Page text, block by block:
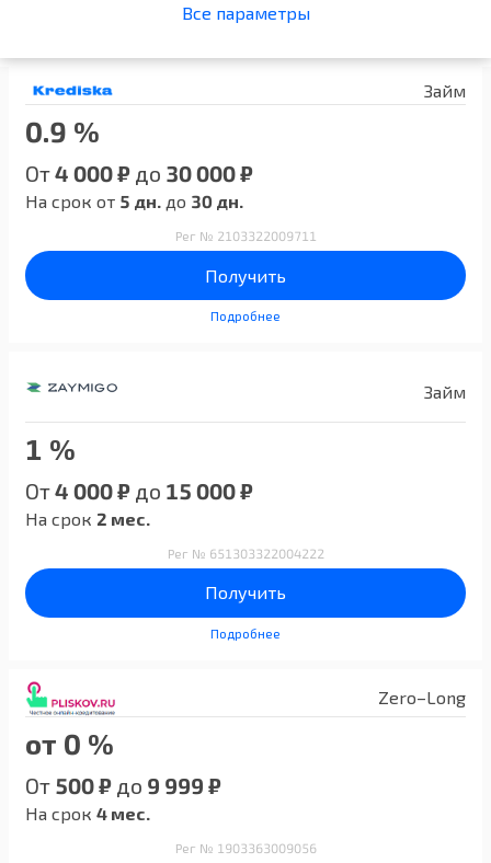
Все параметры
Займ
0.9 %
От4 000 ₽ до 30 000 ₽
На срок от 5 дн. до 30 дн.
Рег № 2103322009711
Получить
Подробнее
Займ
1 %
От4 000 ₽ до 15 000 ₽
На срок 2 мес.
Рег № 651303322004222
Получить
Подробнее
Zero–Long
от 0 %
От 500 ₽ до 9 999 ₽
На срок 4 мес.
Рег № 1903363009056